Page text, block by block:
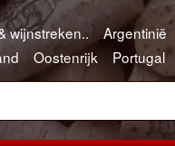
wijnstreken.. Argentinië
Oostenrijk Portugal